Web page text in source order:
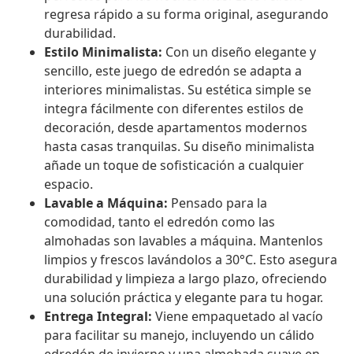
regresa rápido a su forma original, asegurando
durabilidad.
Estilo Minimalista: Con un diseño elegante y
sencillo, este juego de edredón se adapta a
interiores minimalistas. Su estética simple se
integra fácilmente con diferentes estilos de
decoración, desde apartamentos modernos
hasta casas tranquilas. Su diseño minimalista
añade un toque de sofisticación a cualquier
espacio.
Lavable a Máquina: Pensado para la
comodidad, tanto el edredón como las
almohadas son lavables a máquina. Mantenlos
limpios y frescos lavándolos a 30°C. Esto asegura
durabilidad y limpieza a largo plazo, ofreciendo
una solución práctica y elegante para tu hogar.
Entrega Integral: Viene empaquetado al vacío
para facilitar su manejo, incluyendo un cálido